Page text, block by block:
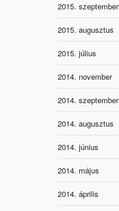
2015. szeptember
2015. augusztus
2015. július
2014. november
2014. szeptember
2014. augusztus
2014. június
2014. május
2014. április